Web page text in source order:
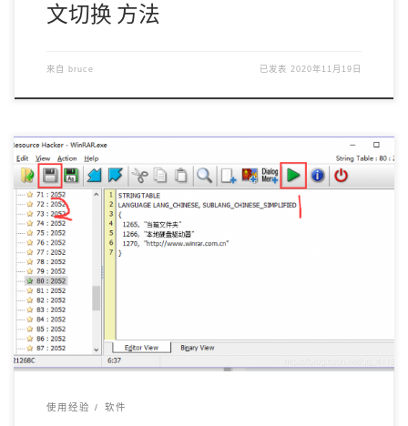
文切换 方法
来自 bruce 已发表2020年11月19日
每次使用WinRAR都弹出一个广告，实在是超级烦人，忍不了，
所以给它搞了一下（过程很容易）。 准备过 […]
使用经验 软件